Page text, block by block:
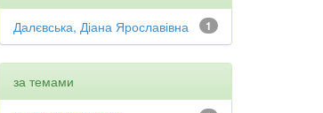
1
Далєвська, Діана Ярославівна
за темами